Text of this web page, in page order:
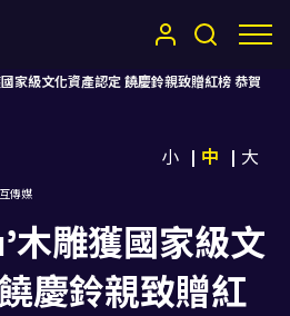
家級文化資產認定 饒慶鈴親致贈紅榜 恭賀
小 中 大
互傳媒
木雕獲國家級文
慶鈴親致贈紅